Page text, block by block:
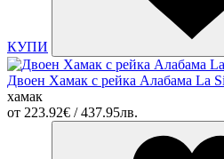
КУПИ
Двоен Хамак с рейка Алабама La
хамак
от 223.92€ / 437.95лв.